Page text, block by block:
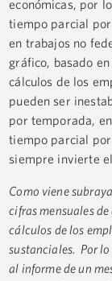
económicas, por
tiempo parcial
en trabajos no
gráfico, basado
cálculos de los
pueden ser
por temporada,
tiempo parcial por
siempre invierte
Como viene
cifras mensuales
cálculos de los
sustanciales. Por
al informe de un